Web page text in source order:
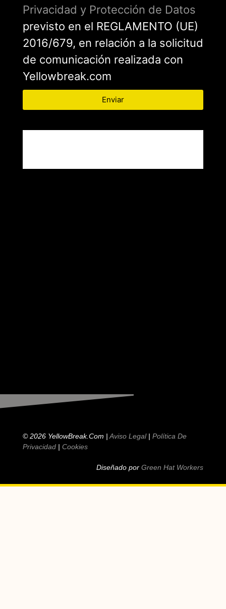
Privacidad y Protección de Datos
previsto en el REGLAMENTO (UE)
2016/679, en relación a la solicitud
de comunicación realizada con
Yellowbreak.com
Enviar
© 2026 YellowBreak.com | Aviso Legal| Política De
Privacidad| Cookies
Diseñado porGreen Hat Workers